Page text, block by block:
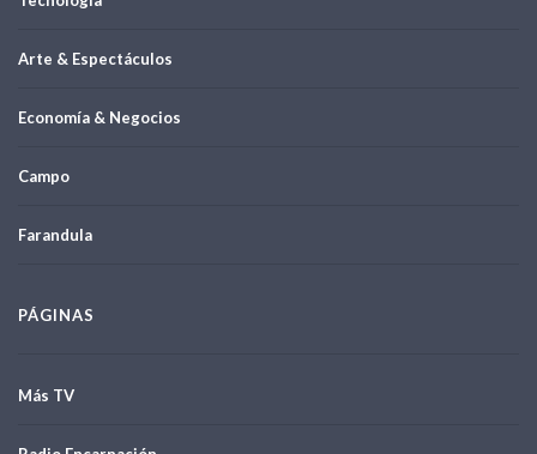
Arte & Espectáculos
Economía & Negocios
Campo
Farandula
PÁGINAS
Más TV